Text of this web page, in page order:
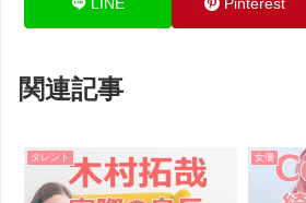
関連記事
タレント 女優